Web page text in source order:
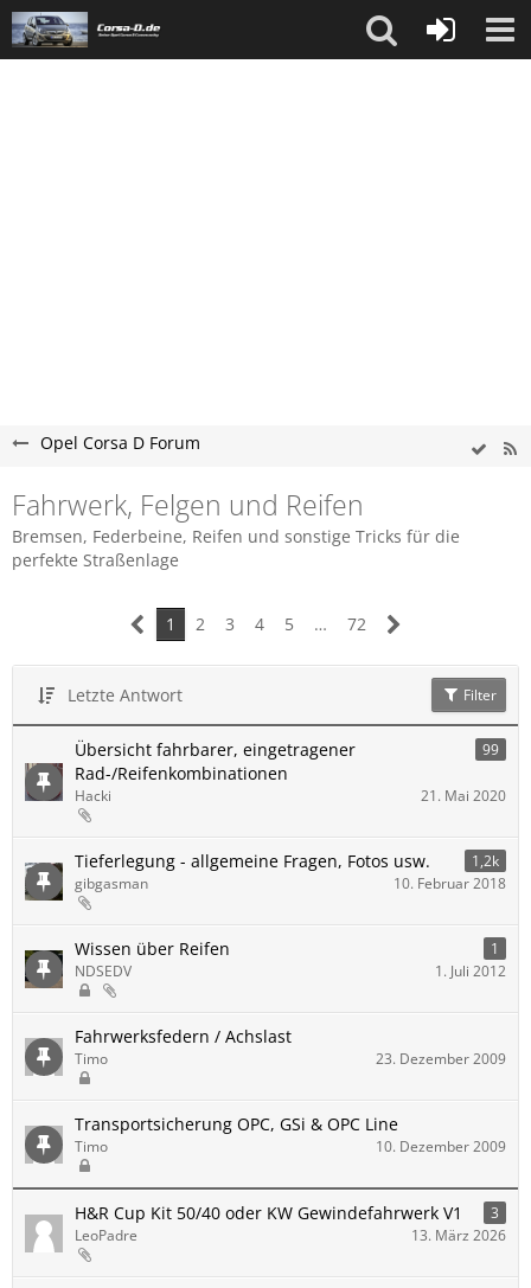
Opel Corsa D Forum
Fahrwerk, Felgen und Reifen
Bremsen, Federbeine, Reifen und sonstige Tricks für die
perfekte Straßenlage
1 2 3 4 5 … 72
Letzte Antwort Filter
Übersicht fahrbarer, eingetragener
Rad-/Reifenkombinationen
99
Hacki 21. Mai 2020
Tieferlegung - allgemeine Fragen, Fotos usw.
1,2k
gibgasman
10. Februar 2018
Wissen über Reifen
1
NDSEDV
1. Juli 2012
Fahrwerksfedern / Achslast
Timo 23. Dezember 2009
Transportsicherung OPC, GSi & OPC Line
Timo 10. Dezember 2009
H&R Cup Kit 50/40 oder KW Gewindefahrwerk V1
3
LeoPadre
13. März 2026